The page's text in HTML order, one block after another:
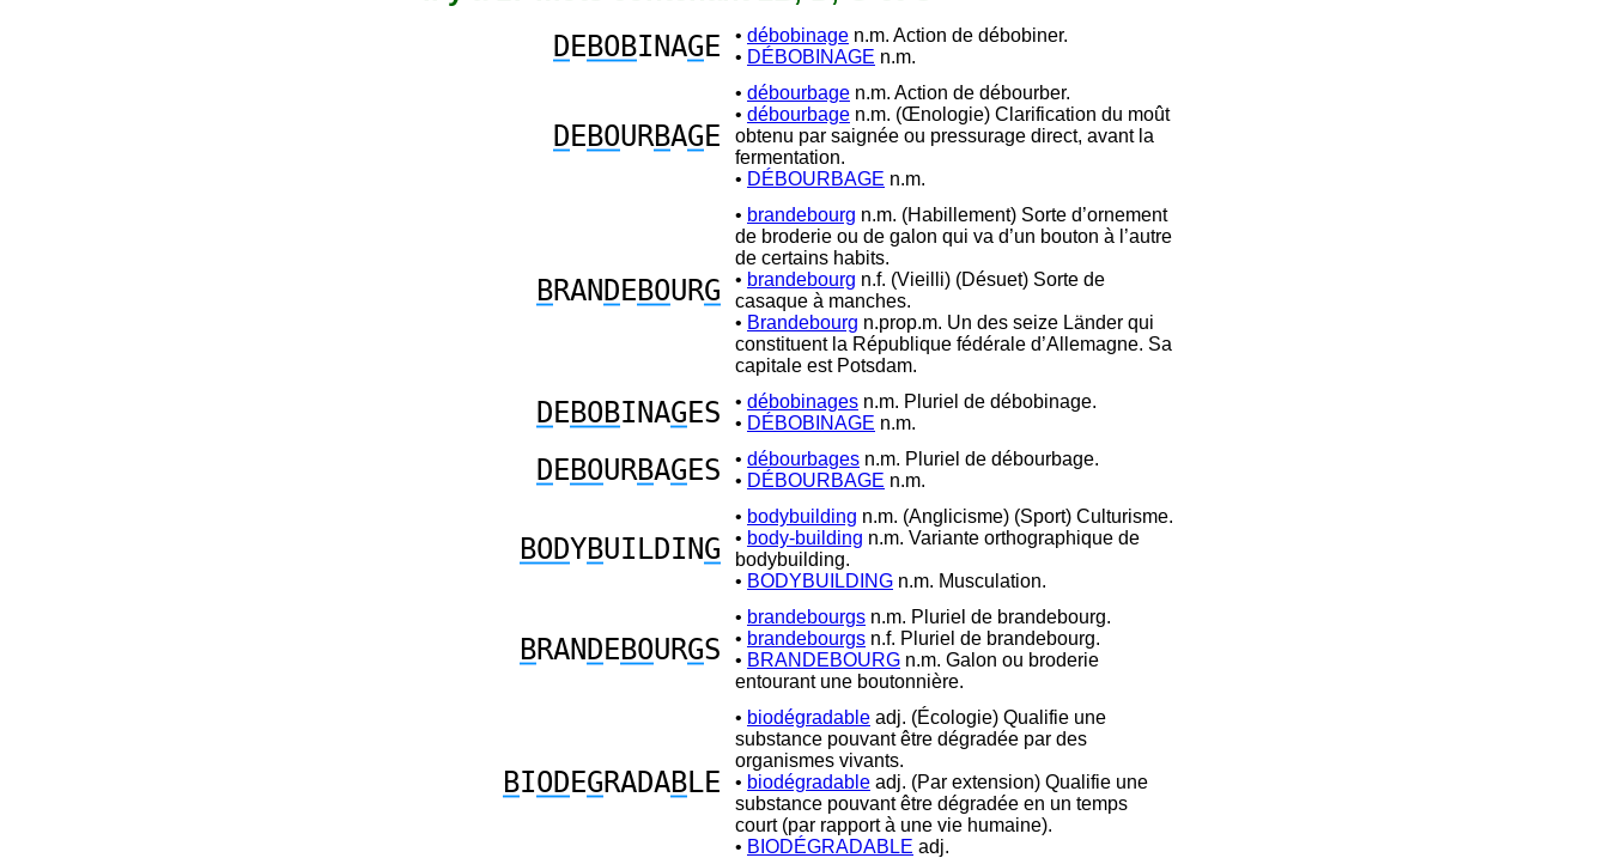
DEBOBINAGE • débobinage n.m. Action de débobiner.
• DÉBOBINAGE n.m.
DEBOURBAGE
• débourbage n.m. Action de débourber.
• débourbage n.m. (Œnologie) Clarification du moût
obtenu par saignée ou pressurage direct, avant la
fermentation.
• DÉBOURBAGE n.m.
BRAN DEBOURG
• brandebourg n.m. (Habillement) Sorte d’ornement
de broderie ou de galon qui va d’un bouton à l’autre
de certains habits.
• brandebourg n.f. (Vieilli) (Désuet) Sorte de
casaque à manches.
• Brandebourg n.prop.m. Un des seize Länder qui
constituent la République fédérale d’Allemagne. Sa
capitale est Potsdam.
DEBOBINAGES • débobinages n.m. Pluriel de débobinage.
• DÉBOBINAGE n.m.
DEBOURBAGES • débourbages n.m. Pluriel de débourbage.
• DÉBOURBAGE n.m.
BODYBUILDING
• bodybuilding n.m. (Anglicisme) (Sport) Culturisme.
• body-building n.m. Variante orthographique de
bodybuilding.
• BODYBUILDING n.m. Musculation.
BRAN DEBOURGS
• brandebourgs n.m. Pluriel de brandebourg.
• brandebourgs n.f. Pluriel de brandebourg.
• BRANDEBOURG n.m. Galon ou broderie
entourant une boutonnière.
BIODEGRADABLE
• biodégradable adj. (Écologie) Qualifie une
substance pouvant être dégradée par des
organismes vivants.
• biodégradable adj. (Par extension) Qualifie une
substance pouvant être dégradée en un temps
court (par rapport à une vie humaine).
• BIODÉGRADABLE adj.